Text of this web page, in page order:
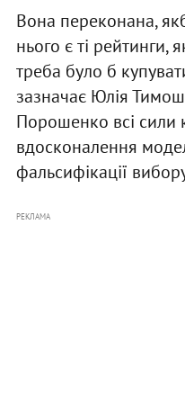
Вона переконана,
нього є ті рейтинги,
треба було б
зазначає Юлія
Порошенко всі сили
вдосконалення
фальсифікації
РЕКЛАМА